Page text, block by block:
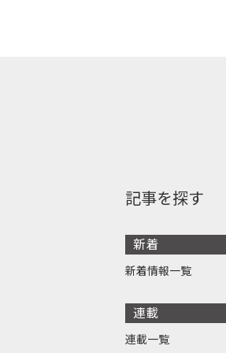
記事を探す
新着
新着情報一覧
連載
連載一覧